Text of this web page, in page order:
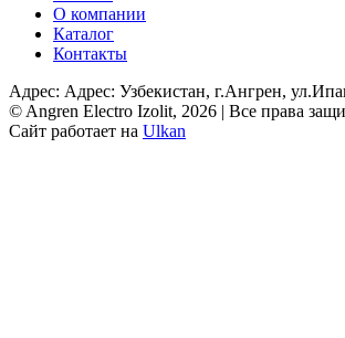
О компании
Каталог
Контакты
Адрес: Адрес: Узбекистан, г.Ангрен,
© Angren Electro Izolit, 2026 | Все права
Сайт работает на Ulkan